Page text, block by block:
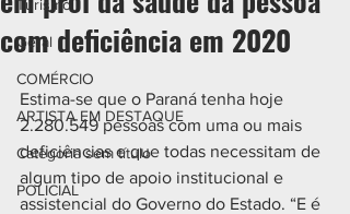
Turismo
Geral
COMÉRCIO
ARTISTA EM DESTAQUE
Categoria sem título
POLICIAL
com deficiência em 2020
Estima-se que o Paraná tenha hoje
2.280.549 pessoas com uma ou mais
deficiências e que todas necessitam de
algum tipo de apoio institucional e
assistencial do Governo do Estado. “E é